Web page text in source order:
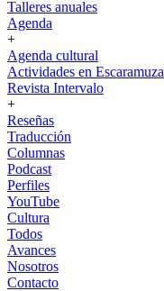
Talleres anuales
Agenda
+
Agenda cultural
Actividades en Escaramuza
Revista Intervalo
+
Reseñas
Traducción
Columnas
Podcast
Perfiles
YouTube
Cultura
Todos
Avances
Nosotros
Contacto